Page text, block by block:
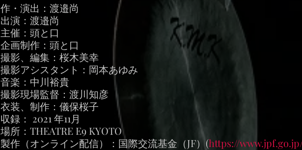
作・演出：渡邉尚
出演：渡邉尚
主催：頭と口
企画制作：頭と口
撮影、編集：桜木美幸
撮影アシスタント：岡本あゆみ
音楽：中川裕貴
撮影現場監督：渡川知彦
衣装、制作：儀保桜子
収録： 2021 年11月
場所：THEATRE E9 KYOTO
製作（オンライン配信）：国際交流基金（JF）(https://